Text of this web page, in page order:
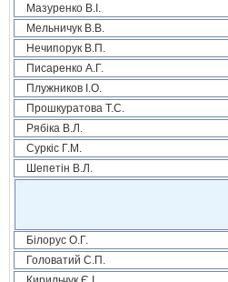
Мазуренко В.І.
Мельничук В.В.
Нечипорук В.П.
Писаренко А.Г.
Плужников І.О.
Прошкуратова Т.С.
Рябіка В.Л.
Суркіс Г.М.
Шепетін В.Л.
Білорус О.Г.
Головатий С.П.